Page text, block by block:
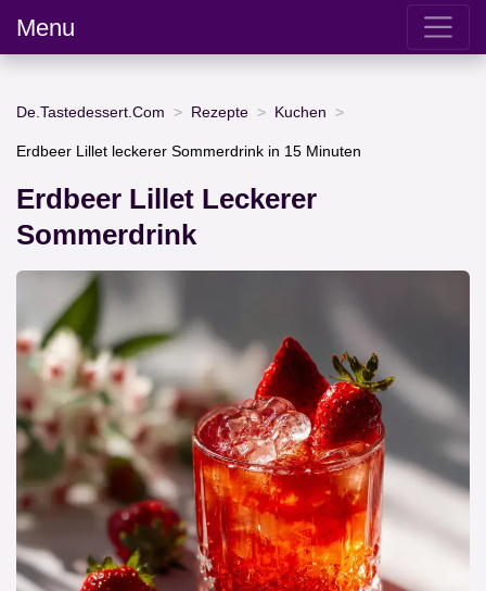
Menu
De.Tastedessert.Com Rezepte Kuchen
Erdbeer Lillet leckerer Sommerdrink in 15 Minuten
Erdbeer Lillet Leckerer
Sommerdrink